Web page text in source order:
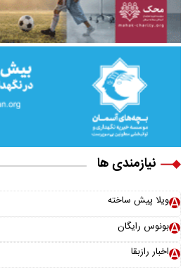
نیازمندی ها
ویلا پیش ساخته
بونوس رایگان
اخبار رازبقا